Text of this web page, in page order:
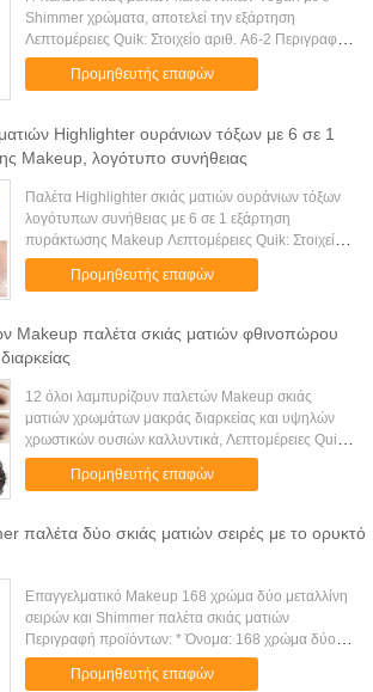
Shimmer χρώματα, αποτελεί την εξάρτηση
Λεπτομέρειες Quik: Στοιχείο αριθ. A6-2 Περιγραφή
παλέτα σκιάς ματιών 6 shimmer χρωμάτων
Μέγεθος: 7.5X8X1.3CM Βάρος 70G Τύπος ό...
Προμηθευτής επαφών
Highlighter ουράνιων τόξων με 6 σε 1
Makeup, λογότυπο συνήθειας
Παλέτα Highlighter σκιάς ματιών ουράνιων τόξων
λογότυπων συνήθειας με 6 σε 1 εξάρτηση
πυράκτωσης Makeup Λεπτομέρειες Quik: Στοιχείο
αριθ. Vv-14 Περιγραφή παλέτα σκιάς ματιών
ουράνιων τόξων Μέγεθος: Dia-4.9CM Βά...
Προμηθευτής επαφών
Makeup παλέτα σκιάς ματιών φθινοπώρου
12 όλοι λαμπυρίζουν παλετών Makeup σκιάς
ματιών χρωμάτων μακράς διαρκείας και υψηλών
χρωστικών ουσιών καλλυντικά, Λεπτομέρειες Quik:
Στοιχείο αριθ. 12S Περιγραφή παλέτα σκιάς ματιών
shimmer 12 του χρώματος Μέγε...
Προμηθευτής επαφών
παλέτα δύο σκιάς ματιών σειρές με το ορυκτό
Επαγγελματικό Makeup 168 χρώμα δύο μεταλλίνη
σειρών και Shimmer παλέτα σκιάς ματιών
Περιγραφή προϊόντων: * Όνομα: 168 χρώμα δύο
μεταλλίνη σειρών και Shimmer παλέτα σκιάς ματιών
* Βάρος: 580 γ * Μέγεθος: 22.6x14...
Προμηθευτής επαφών